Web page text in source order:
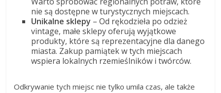
nie są dostępne w turystycznych miejscach.
Unikalne sklepy – Od rękodzieła po odzież
vintage, małe sklepy oferują wyjątkowe
produkty, które są reprezentacyjne dla danego
miasta. Zakup pamiątek w tych miejscach
wspiera lokalnych rzemieślników i twórców.
Odkrywanie tych miejsc nie tylko umila czas, ale także